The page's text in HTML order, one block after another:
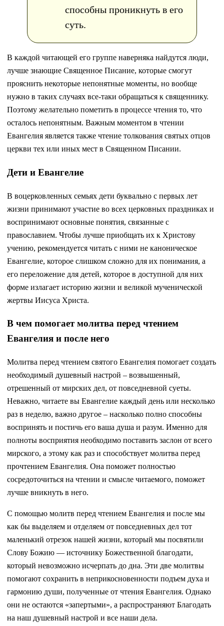
способны проникнуть в его
суть.
В каждой читающей его группе наверняка найдутся люди,
лучше знающие Священное Писание, которые смогут
прояснить некоторые непонятные моменты, но вообще
нужно в таких случаях все-таки обращаться к священнику.
Поэтому желательно пометить в процессе чтения то, что
осталось непонятным. Важным моментом в чтении
Евангелия является также чтение толкования святых отцов
церкви тех или иных мест в Священном Писании.
Дети и Евангелие
В воцерковленных семьях дети буквально с первых лет
жизни принимают участие во всех церковных праздниках и
воспринимают основные понятия, связанные с
православием. Чтобы лучше приобщать их к Христову
учению, рекомендуется читать с ними не каноническое
Евангелие, которое слишком сложно для их понимания, а
его переложение для детей, которое в доступной для них
форме излагает историю жизни и великой мученической
жертвы Иисуса Христа.
В чем помогает молитва перед чтением
Евангелия и после него
Молитва перед чтением святого Евангелия помогает создать
необходимый душевный настрой – возвышенный,
отрешенный от мирских дел, от повседневной суеты.
Неважно, читаете вы Евангелие каждый день или несколько
раз в неделю, важно другое – насколько полно способны
воспринять и постичь его ваша душа и разум. Именно для
полноты восприятия необходимо поставить заслон от всего
мирского, а этому как раз и способствует молитва перед
прочтением Евангелия. Она поможет полностью
сосредоточиться на чтении и смысле читаемого, поможет
лучше вникнуть в него.
С помощью молитв перед чтением Евангелия и после мы
как бы выделяем и отделяем от повседневных дел тот
маленький отрезок нашей жизни, который мы посвятили
Слову Божию — источнику Божественной благодати,
который невозможно исчерпать до дна. Эти две молитвы
помогают сохранить в неприкосновенности подъем духа и
гармонию души, полученные от чтения Евангелия. Однако
они не остаются «запертыми», а распространяют Благодать
на наш душевный настрой и все наши дела.